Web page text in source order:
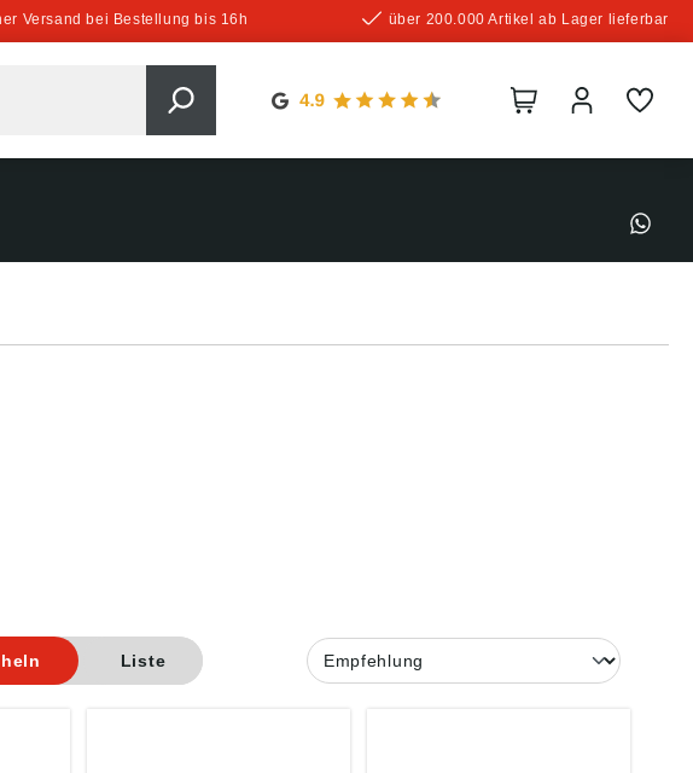
Versand bei Bestellung bis 16h über 200.000 Artikel ab Lager lieferbar
Liste